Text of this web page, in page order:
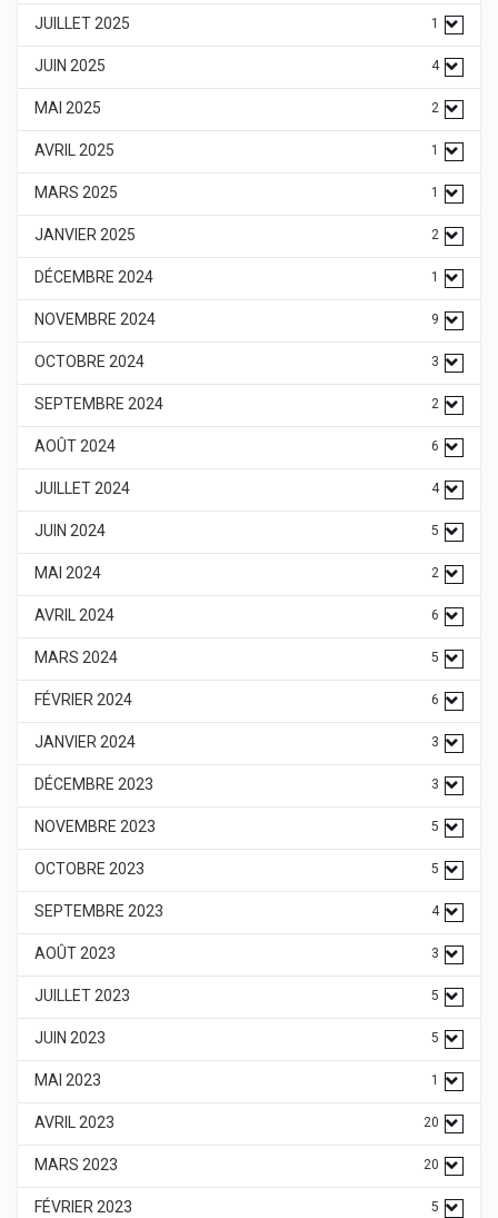
JUILLET 2025 1
JUIN 2025 4
MAI 2025 2
AVRIL 2025 1
MARS 2025 1
JANVIER 2025 2
DÉCEMBRE 2024 1
NOVEMBRE 2024 9
OCTOBRE 2024 3
SEPTEMBRE 2024 2
AOÛT 2024 6
JUILLET 2024 4
JUIN 2024 5
MAI 2024 2
AVRIL 2024 6
MARS 2024 5
FÉVRIER 2024 6
JANVIER 2024 3
DÉCEMBRE 2023 3
NOVEMBRE 2023 5
OCTOBRE 2023 5
SEPTEMBRE 2023 4
AOÛT 2023 3
JUILLET 2023 5
JUIN 2023 5
MAI 2023 1
AVRIL 2023 20
MARS 2023 20
FÉVRIER 2023 5